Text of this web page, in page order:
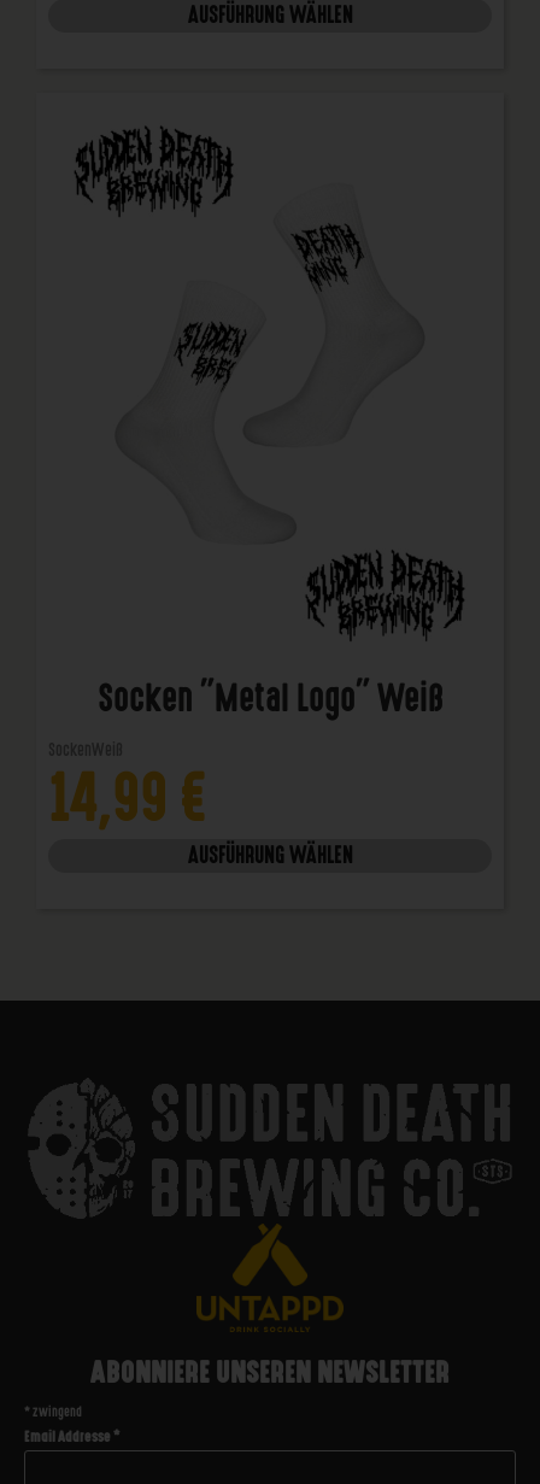
AUSFÜHRUNG WÄHLEN
Socken "Metal Logo" Weiß
14,99 €
AUSFÜHRUNG WÄHLEN
ABONNIERE UNSEREN NEWSLETTER
* zwingend
Email Addresse*